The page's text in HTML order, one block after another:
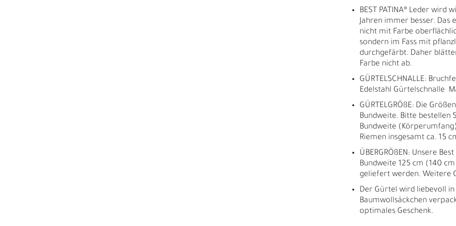
H
BEST PATINA® Leder wird
Jahren immer besser. Das
nicht mit Farbe
sondern im Fass mit
durchgefärbt. Daher
Farbe nicht ab.
GÜRTELSCHNALLE:
Edelstahl Gürtelschnalle
GÜRTELGRÖßE: Die
Bundweite. Bitte bestellen
Bundweite
Riemen insgesamt ca. 15
ÜBERGRÖßEN: Unsere
Bundweite 125 cm (140
geliefert werden. Weitere
Der Gürtel wird liebevoll in
Baumwollsäckchen
optimales Geschenk.